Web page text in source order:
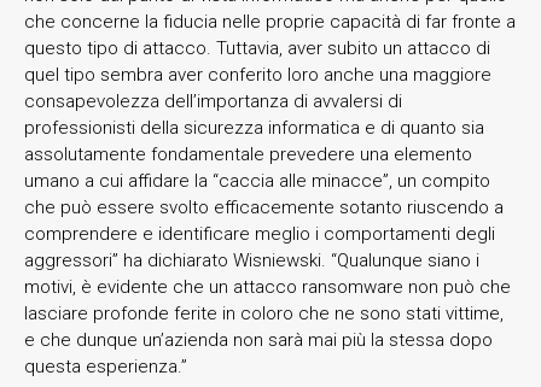
che concerne la fiducia nelle proprie capacità di far fronte a
questo tipo di attacco. Tuttavia, aver subito un attacco di
quel tipo sembra aver conferito loro anche una maggiore
consapevolezza dell’importanza di avvalersi di
professionisti della sicurezza informatica e di quanto sia
assolutamente fondamentale prevedere una elemento
umano a cui affidare la “caccia alle minacce”, un compito
che può essere svolto efficacemente sotanto riuscendo a
comprendere e identificare meglio i comportamenti degli
aggressori” ha dichiarato Wisniewski. “Qualunque siano i
motivi, è evidente che un attacco ransomware non può che
lasciare profonde ferite in coloro che ne sono stati vittime,
e che dunque un’azienda non sarà mai più la stessa dopo
questa esperienza.”